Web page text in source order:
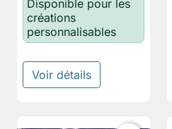
Disponible pour les
créations
personnalisables
Voir détails